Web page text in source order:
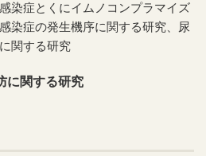
染症とくにイムノコンプラマイズ
染症の発生機序に関する研究、尿
関する研究
に関する研究